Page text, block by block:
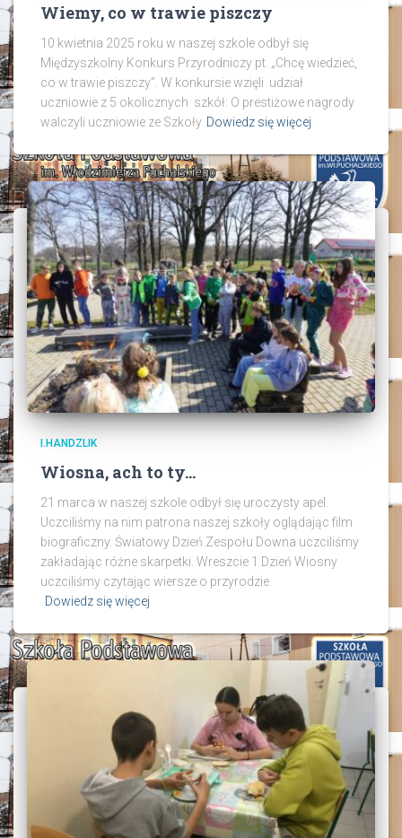
Wiemy, co w trawie piszczy
10 kwietnia 2025 roku w naszej szkole odbył się
Międzyszkolny Konkurs Przyrodniczy pt. „Chcę wiedzieć,
co w trawie piszczy”. W konkursie wzięli udział
uczniowie z 5 okolicznych szkół: O prestiżowe nagrody
walczyli uczniowie ze Szkoły Dowiedz się więcej
I.HANDZLIK
Wiosna, ach to ty…
21 marca w naszej szkole odbył się uroczysty apel.
Uczciliśmy na nim patrona naszej szkoły oglądając film
biograficzny. Światowy Dzień Zespołu Downa uczciliśmy
zakładając różne skarpetki. Wreszcie 1 Dzień Wiosny
uczciliśmy czytając wiersze o przyrodzie
Dowiedz się więcej